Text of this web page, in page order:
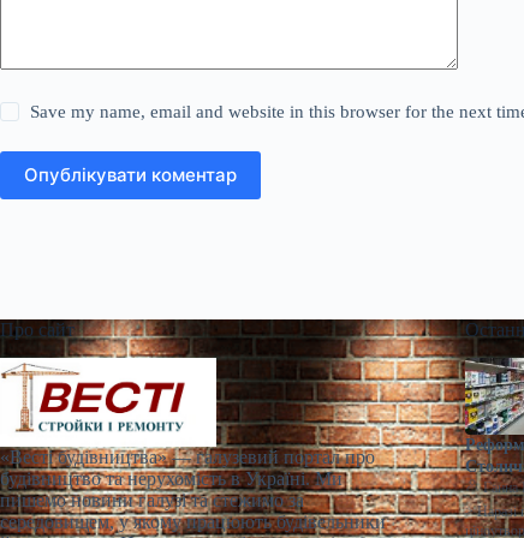
Save my name, email and website in this browser for the next
Опублікувати коментар
Про сайт
«Весті будівництва» — галузевий портал про
будівництво та нерухомість в Україні. Ми
пишемо новини галузі та стежимо за
середовищем, у якому працюють будівельники
Ганна
> Наразі